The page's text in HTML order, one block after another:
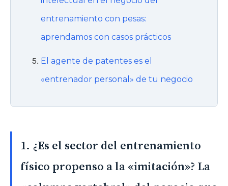
entrenamiento con pesas:
aprendamos con casos prácticos
El agente de patentes es el
«entrenador personal» de tu negocio
1. ¿Es el sector del entrenamiento
físico propenso a la «imitación»? La